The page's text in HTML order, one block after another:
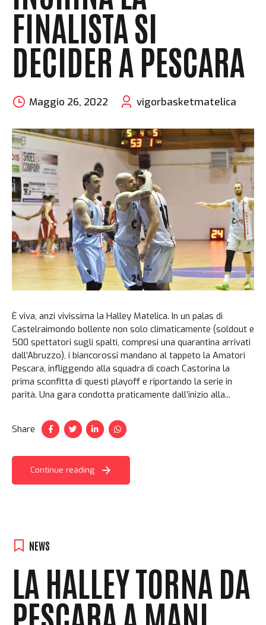
FINALISTA SI
DECIDER A PESCARA
Maggio 26, 2022 vigorbasketmatelica
È viva, anzi vivissima la Halley Matelica. In un palas di
Castelraimondo bollente non solo climaticamente (soldout e
500 spettatori sugli spalti, compresi una quarantina arrivati
dall’Abruzzo), i biancorossi mandano al tappeto la Amatori
Pescara, infliggendo alla squadra di coach Castorina la
prima sconfitta di questi playoff e riportando la serie in
parità. Una gara condotta praticamente dall’inizio alla...
Share
Continue reading
NEWS
LA HALLEY TORNA DA
PESCARA A MANI